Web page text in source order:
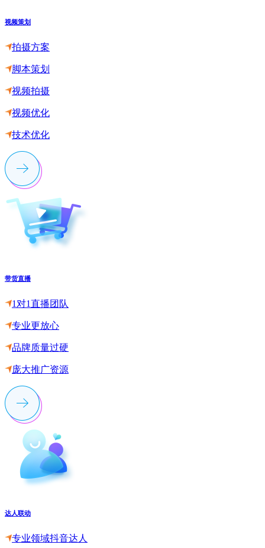
视频策划
拍摄方案
脚本策划
视频拍摄
视频优化
技术优化
带货直播
1对1直播团队
专业更放心
品牌质量过硬
庞大推广资源
达人联动
专业领域抖音达人